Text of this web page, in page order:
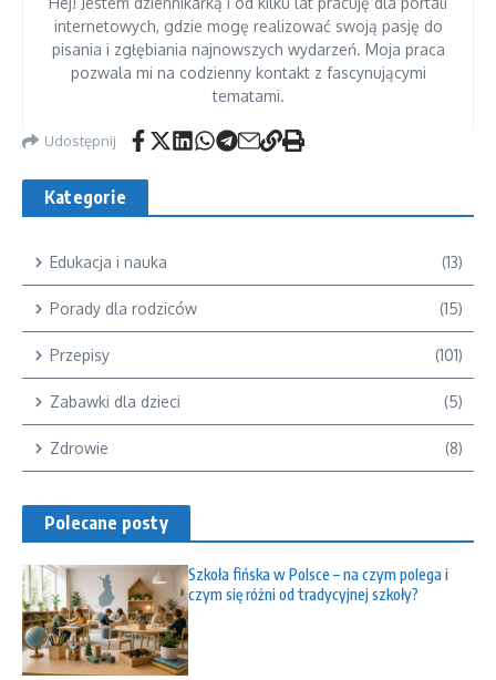
internetowych, gdzie mogę realizować swoją pasję do
pisania i zgłębiania najnowszych wydarzeń. Moja praca
pozwala mi na codzienny kontakt z fascynującymi
tematami.
Udostępnij
Kategorie
Edukacja i nauka (13)
Porady dla rodziców (15)
Przepisy (101)
Zabawki dla dzieci (5)
Zdrowie (8)
Polecane posty
Szkoła fińska w Polsce – na czym polega i
czym się różni od tradycyjnej szkoły?